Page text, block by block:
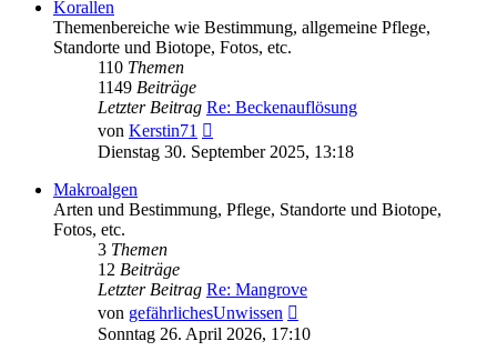
Korallen
Themenbereiche wie Bestimmung, allgemeine Pflege,
Standorte und Biotope, Fotos, etc.
110 Themen
1149 Beiträge
Letzter Beitrag Re: Beckenauflösung
von Kerstin71
Beitrag
Dienstag 30. September 2025, 13:18
Makroalgen
Arten und Bestimmung, Pflege, Standorte und Biotope,
Fotos, etc.
3 Themen
12 Beiträge
Letzter Beitrag Re: Mangrove
von gefährlichesUnwissen
Beitrag
Sonntag 26. April 2026, 17:10